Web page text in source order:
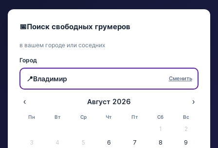
📅Поиск свободных грумеров
в вашем городе или соседних
Город
📍Владимир Сменить
‹ Август 2026 ›
Пн Вт Ср Чт Пт Сб Вс
1
2
3
4 5 6 7 8
9